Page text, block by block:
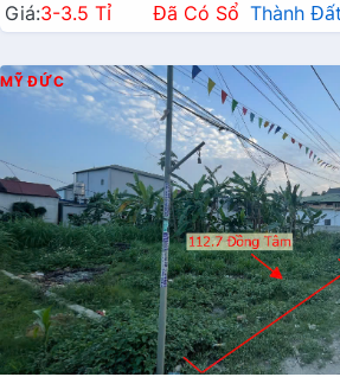
Giá:3-3.5 Tỉ Đã Có Sổ Thành
MỸ ĐỨC